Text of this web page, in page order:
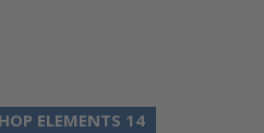
ELEMENTS 14